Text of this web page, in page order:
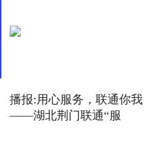
播报:用心服务，联通你我
——湖北荆门联通“服